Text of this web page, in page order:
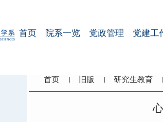
首页 院系一览 党政管理 党建工
首页 旧版 研究生教育